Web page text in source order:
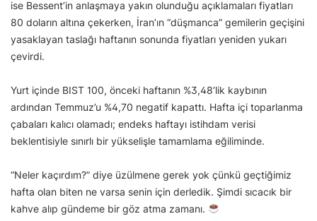
ise Bessent’in anlaşmaya yakın olunduğu açıklamaları fiyatları
80 doların altına çekerken, İran’ın “düşmanca” gemilerin geçişini
yasaklayan taslağı haftanın sonunda fiyatları yeniden yukarı
çevirdi.
Yurt içinde BIST 100, önceki haftanın %3,48’lik kaybının
ardından Temmuz’u %4,70 negatif kapattı. Hafta içi toparlanma
çabaları kalıcı olamadı; endeks haftayı istihdam verisi
beklentisiyle sınırlı bir yükselişle tamamlama eğiliminde.
“Neler kaçırdım?” diye üzülmene gerek yok çünkü geçtiğimiz
hafta olan biten ne varsa senin için derledik. Şimdi sıcacık bir
kahve alıp gündeme bir göz atma zamanı.